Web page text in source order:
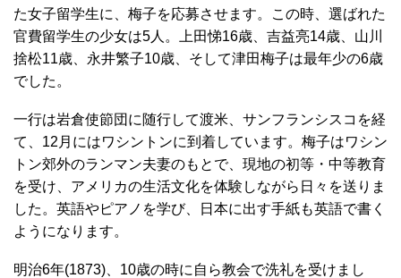
た女子留学生に、梅子を応募させます。この時、選ばれた
官費留学生の少女は5人。上田悌16歳、吉益亮14歳、山川
捨松11歳、永井繁子10歳、そして津田梅子は最年少の6歳
でした。
一行は岩倉使節団に随行して渡米、サンフランシスコを経
て、12月にはワシントンに到着しています。梅子はワシン
トン郊外のランマン夫妻のもとで、現地の初等・中等教育
を受け、アメリカの生活文化を体験しながら日々を送りま
した。英語やピアノを学び、日本に出す手紙も英語で書く
ようになります。
明治6年(1873)、10歳の時に自ら教会で洗礼を受けまし